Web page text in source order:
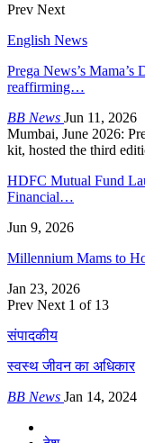
Prev Next
English News
Prega News’s
reaffirming…
BB News Jun 11, 2026
Mumbai, June 2026:
kit, hosted the third
HDFC Mutual Fund
Financial…
Jun 9, 2026
Millennium Mams to
Jan 23, 2026
Prev Next 1 of 13
संपादकीय
स्वस्थ जीवन का अधिकार
BB News Jan 14, 2024